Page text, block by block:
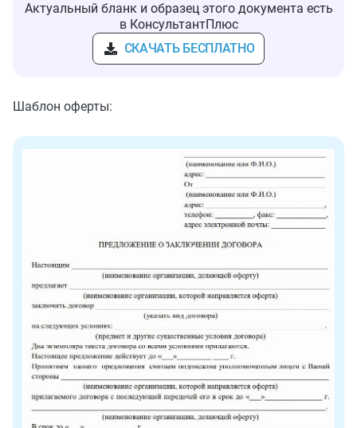
Актуальный бланк и образец этого документа есть
в КонсультантПлюс
СКАЧАТЬ БЕСПЛАТНО
Шаблон оферты: